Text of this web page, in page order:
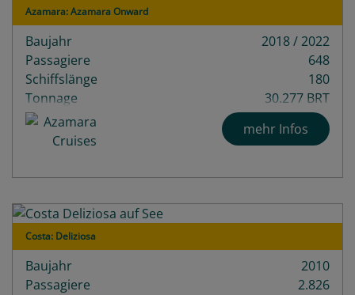
Azamara: Azamara Onward
Baujahr
2018 / 2022
Passagiere
648
Schiffslänge
180
Tonnage
30.277 BRT
Decks
9
mehr Infos
Costa: Deliziosa
Baujahr
2010
Passagiere
2.826